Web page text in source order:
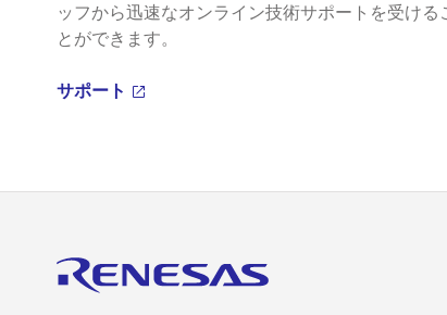
ッフから迅速なオンライン技術サポートを受ける
とができます。
サポート